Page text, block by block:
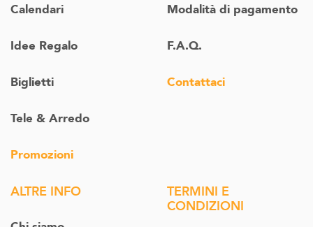
Calendari
Idee Regalo
Biglietti
Tele & Arredo
Promozioni
Modalità di pagamento
F.A.Q.
Contattaci
ALTRE INFO
TERMINI E
CONDIZIONI